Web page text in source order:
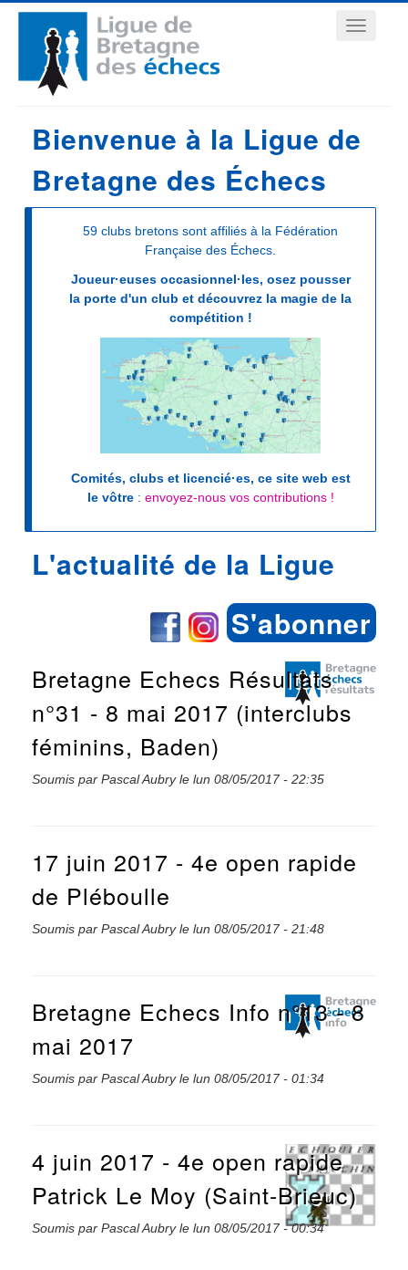
Aller
contenu
principal
Navigation
principale
Bienvenue à la Ligue de
Bretagne des Échecs
59 clubs bretons sont affiliés à la Fédération
Française des Échecs.
Joueur·euses occasionnel·les, osez pousser
la porte d'un club et découvrez la magie de la
compétition !
Comités, clubs et licencié·es, ce site web est
le vôtre: envoyez-nous vos contributions !
L'actualité de la Ligue
S'abonner
Bretagne Echecs Résultats
n°31 - 8 mai 2017 (interclubs
féminins, Baden)
Soumis par Pascal Aubryle lun 08/05/2017 - 22:35
17 juin 2017 - 4e open rapide
de Pléboulle
Soumis par Pascal Aubryle lun 08/05/2017 - 21:48
Bretagne Echecs Info n°13 - 8
mai 2017
Soumis par Pascal Aubryle lun 08/05/2017 - 01:34
4 juin 2017 - 4e open rapide
Patrick Le Moy (Saint-Brieuc)
Soumis par Pascal Aubryle lun 08/05/2017 - 00:34